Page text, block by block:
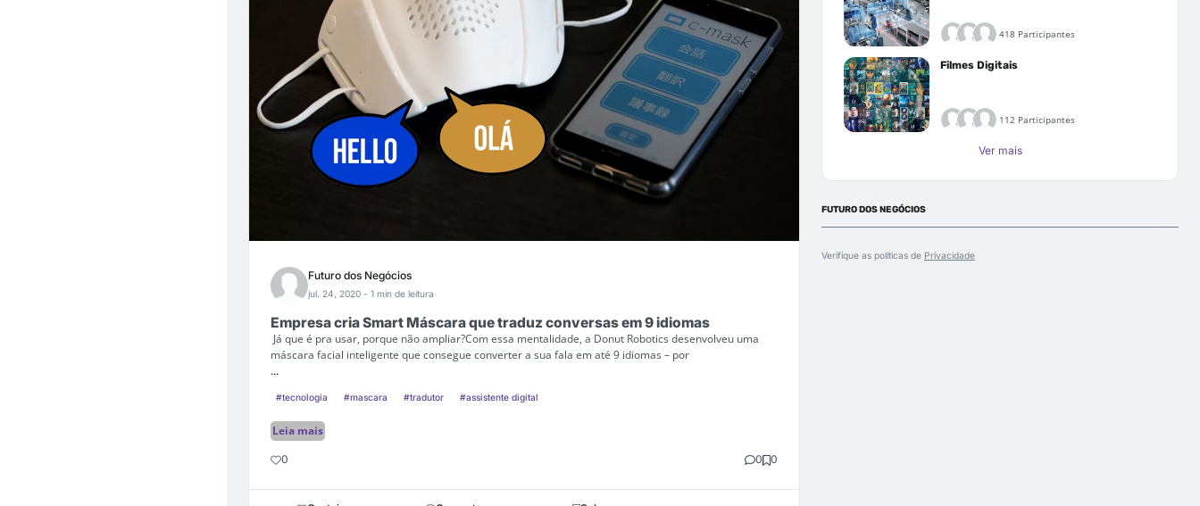
Futuro dos Negócios
jul. 24, 2020 - 1 min de leitura
Empresa cria Smart Máscara que traduz conversas em 9 idiomas
Já que é pra usar, porque não ampliar?Com essa mentalidade, a Donut Robotics desenvolveu uma
máscara facial inteligente que consegue converter a sua fala em até 9 idiomas – por
...
#tecnologia #mascara #tradutor #assistente digital
Leia mais
0 0 0
418 Participantes
Filmes Digitais
112 Participantes
Ver mais
FUTURO DOS NEGÓCIOS
Verifique as políticas de Privacidade